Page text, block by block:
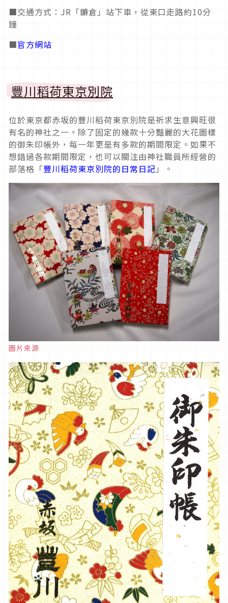
■交通方式：JR「鐮倉」站下車，從東口走路約10分
鐘
■官方網站
豐川稻荷東京別院
位於東京都赤坂的豐川稻荷東京別院是祈求生意興旺很
有名的神社之一。除了固定的幾款十分豔麗的大花圖樣
的御朱印帳外，每一年更是有多款的期間限定。如果不
想錯過各款期間限定，也可以關注由神社職員所經營的
部落格「豐川稻荷東京別院的日常日記 」。
圖片來源